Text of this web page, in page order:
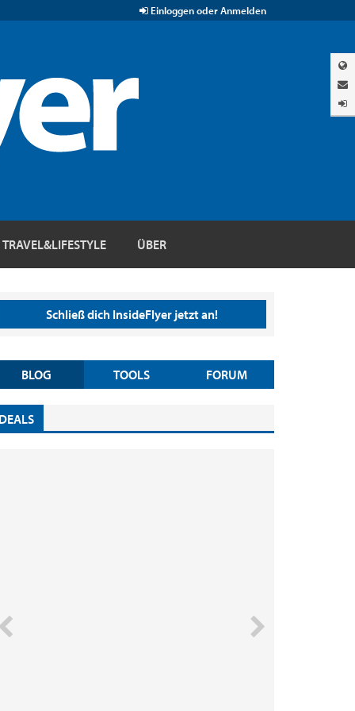
Einloggen oder Anmelden
TRAVEL&LIFESTYLE ÜBER
Schließ dich InsideFlyer jetzt an!
BLOG TOOLS FORUM
DEALS